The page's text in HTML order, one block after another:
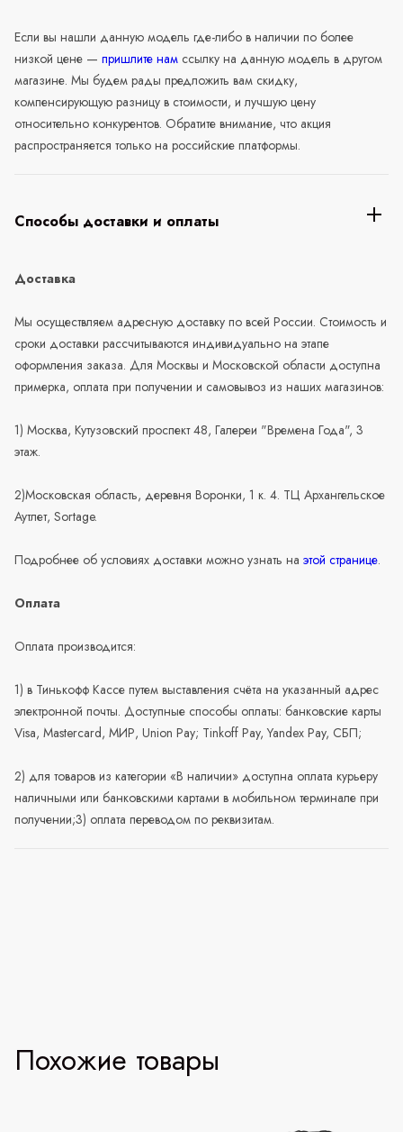
Если вы нашли данную модель где-либо в наличии по более
низкой цене — пришлите нам ссылку на данную модель в другом
магазине. Мы будем рады предложить вам скидку,
компенсирующую разницу в стоимости, и лучшую цену
относительно конкурентов. Обратите внимание, что акция
распространяется только на российские платформы.
Способы доставки и оплаты
Доставка
Мы осуществляем адресную доставку по всей России. Стоимость и
сроки доставки рассчитываются индивидуально на этапе
оформления заказа. Для Москвы и Московской области доступна
примерка, оплата при получении и самовывоз из наших магазинов:
1) Москва, Кутузовский проспект 48, Галереи "Времена Года", 3
этаж.
2)Московская область, деревня Воронки, 1 к. 4. ТЦ Архангельское
Аутлет, Sortage.
Подробнее об условиях доставки можно узнать на этой странице.
Оплата
Оплата производится:
1) в Тинькофф Кассе путем выставления счёта на указанный адрес
электронной почты. Доступные способы оплаты: банковские карты
Visa, Mastercard, МИР, Union Pay; Tinkoff Pay, Yandex Pay, СБП;
2) для товаров из категории «В наличии» доступна оплата курьеру
наличными или банковскими картами в мобильном терминале при
получении;3) оплата переводом по реквизитам.
Похожие товары